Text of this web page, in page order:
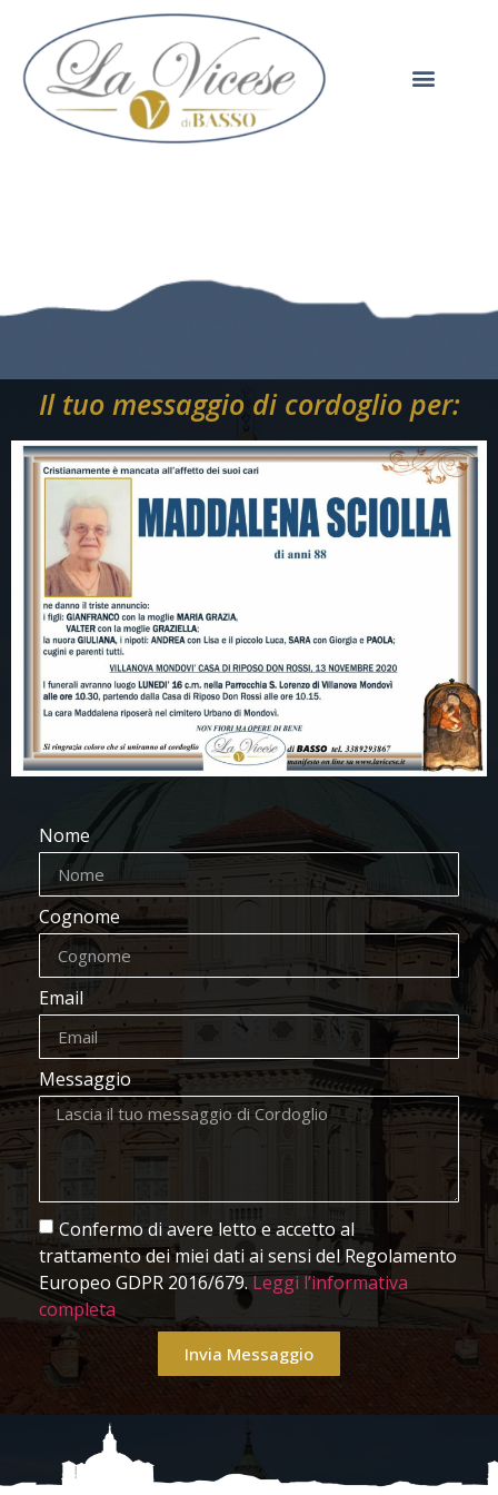
Il tuo messaggio di cordoglio per:
Nome
Cognome
Email
Messaggio
Confermo di avere letto e accetto al
trattamento dei miei dati ai sensi del Regolamento
Europeo GDPR 2016/679.Leggi l’informativa
completa
Invia Messaggio